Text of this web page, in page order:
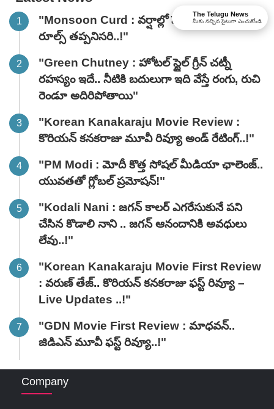
"Monsoon Curd : వర్షాల్లో పెరుగు తినాలంటే ఈ
రూల్స్ తప్పనిసరి..!"
"Green Chutney : హోటల్ స్టైల్ గ్రీన్ చట్నీ
రహస్యం ఇదే.. నీటికి బదులుగా ఇది వేస్తే రంగు, రుచి
రెండూ అదిరిపోతాయి"
"Korean Kanakaraju Movie Review :
కొరియన్ కనకరాజు మూవీ రివ్యూ అండ్ రేటింగ్‌..!"
"PM Modi : మోదీ కొత్త సోషల్ మీడియా ఛాలెంజ్..
యువతతో గ్లోబల్ ప్రమోషన్!"
"Kodali Nani : జగన్ కాలర్ ఎగరేసుకునే పని
చేసిన కొడాలి నాని .. జగన్ ఆనందానికి అవధులు
లేవు..!"
"Korean Kanakaraju Movie First Review
: వరుణ్ తేజ్.. కొరియన్ కనకరాజు ఫస్ట్ రివ్యూ –
Live Updates ..!"
"GDN Movie First Review : మాధవన్..
జిడిఎన్ మూవీ ఫ‌స్ట్ రివ్యూ..!"
Company
The Telugu News
మీకు నచ్చిన సైటుగా ఎంచుకోండి